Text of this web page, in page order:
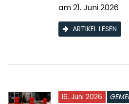
am 21. Juni 2026
ARTIKEL LESEN
16. Juni 2026